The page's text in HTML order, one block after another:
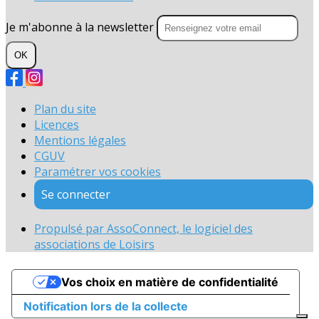
Je m'abonne à la newsletter
OK
Plan du site
Licences
Mentions légales
CGUV
Paramétrer vos cookies
Se connecter
Propulsé par AssoConnect, le logiciel des
associations de Loisirs
Notification lors de la collecte
Vos choix en matière de confidentialité